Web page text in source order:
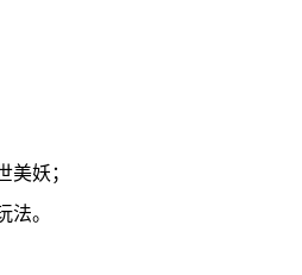
美妖；
法。